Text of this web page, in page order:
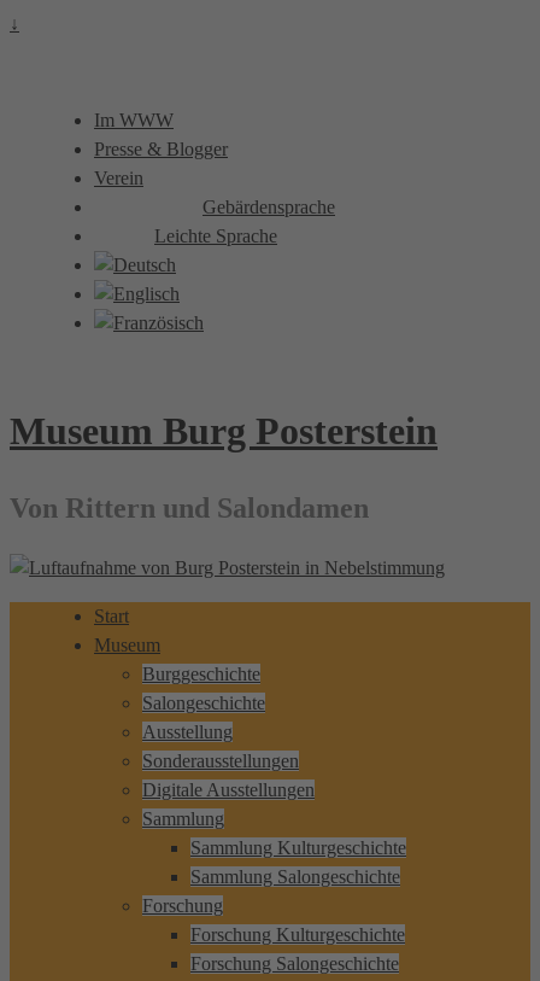
↓
Im WWW
Presse & Blogger
Verein
Gebärdensprache
Leichte Sprache
Museum Burg Posterstein
Von Rittern und Salondamen
Start
Museum
Burggeschichte
Salongeschichte
Ausstellung
Sonderausstellungen
Digitale Ausstellungen
Sammlung
Sammlung Kulturgeschichte
Sammlung Salongeschichte
Forschung
Forschung Kulturgeschichte
Forschung Salongeschichte